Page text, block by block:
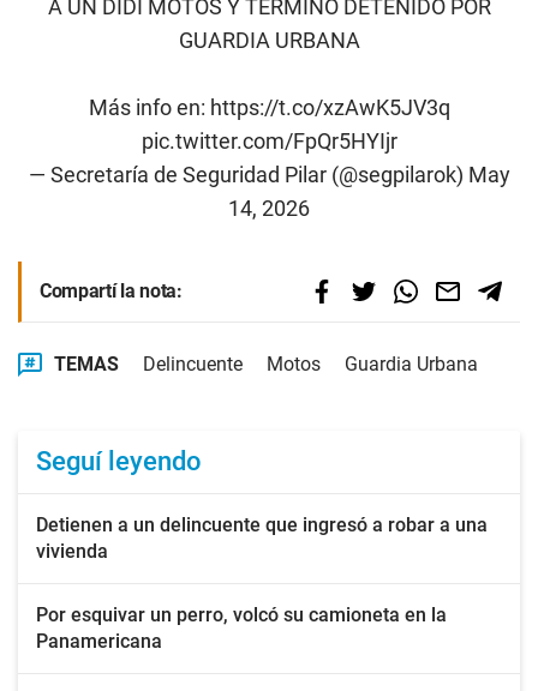
A UN DIDI MOTOS Y TERMINÓ DETENIDO POR
GUARDIA URBANA
Más info en: https://t.co/xzAwK5JV3q
pic.twitter.com/FpQr5HYIjr
— Secretaría de Seguridad Pilar (@segpilarok) May
14, 2026
Compartí la nota:
TEMAS Delincuente Motos Guardia Urbana
Seguí leyendo
Detienen a un delincuente que ingresó a robar a una
vivienda
Por esquivar un perro, volcó su camioneta en la
Panamericana